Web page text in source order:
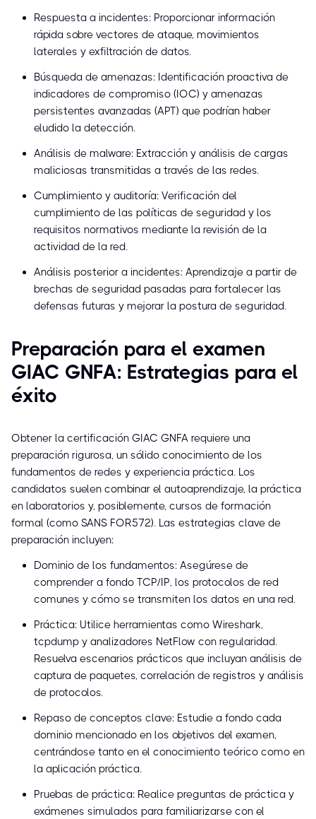
Respuesta a incidentes: Proporcionar información
rápida sobre vectores de ataque, movimientos
laterales y exfiltración de datos.
Búsqueda de amenazas: Identificación proactiva de
indicadores de compromiso (IOC) y amenazas
persistentes avanzadas (APT) que podrían haber
eludido la detección.
Análisis de malware: Extracción y análisis de cargas
maliciosas transmitidas a través de las redes.
Cumplimiento y auditoría: Verificación del
cumplimiento de las políticas de seguridad y los
requisitos normativos mediante la revisión de la
actividad de la red.
Análisis posterior a incidentes: Aprendizaje a partir de
brechas de seguridad pasadas para fortalecer las
defensas futuras y mejorar la postura de seguridad.
Preparación para el examen
GIAC GNFA: Estrategias para el
éxito
Obtener la certificación GIAC GNFA requiere una
preparación rigurosa, un sólido conocimiento de los
fundamentos de redes y experiencia práctica. Los
candidatos suelen combinar el autoaprendizaje, la práctica
en laboratorios y, posiblemente, cursos de formación
formal (como SANS FOR572). Las estrategias clave de
preparación incluyen:
Dominio de los fundamentos: Asegúrese de
comprender a fondo TCP/IP, los protocolos de red
comunes y cómo se transmiten los datos en una red.
Práctica: Utilice herramientas como Wireshark,
tcpdump y analizadores NetFlow con regularidad.
Resuelva escenarios prácticos que incluyan análisis de
captura de paquetes, correlación de registros y análisis
de protocolos.
Repaso de conceptos clave: Estudie a fondo cada
dominio mencionado en los objetivos del examen,
centrándose tanto en el conocimiento teórico como en
la aplicación práctica.
Pruebas de práctica: Realice preguntas de práctica y
exámenes simulados para familiarizarse con el